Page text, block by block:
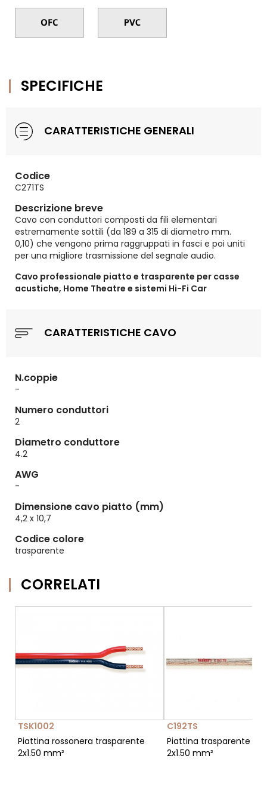
SPECIFICHE
CARATTERISTICHE GENERALI
Codice
C271TS
Descrizione breve
Cavo con conduttori composti da fili elementari
estremamente sottili (da 189 a 315 di diametro mm.
0,10) che vengono prima raggruppati in fasci e poi uniti
per una migliore trasmissione del segnale audio.
Cavo professionale piatto e trasparente per casse
acustiche, Home Theatre e sistemi Hi-Fi Car
CARATTERISTICHE CAVO
N.coppie
-
Numero conduttori
2
Diametro conduttore
4.2
AWG
-
Dimensione cavo piatto (mm)
4,2 x 10,7
Codice colore
trasparente
CORRELATI
TSK1002
Piattina rossonera trasparente
2x1.50 mm²
C192TS
Piattina trasparente
2x1.50 mm²